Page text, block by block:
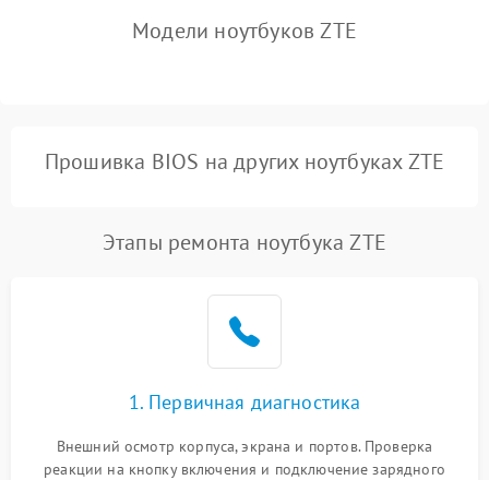
пропадание дискаМодели ноутбуков ZTE
Прошивка BIOS на других ноутбуках ZTE
Этапы ремонта ноутбука ZTE
1. Первичная диагностика
Внешний осмотр корпуса, экрана и портов. Проверка
реакции на кнопку включения и подключение зарядного